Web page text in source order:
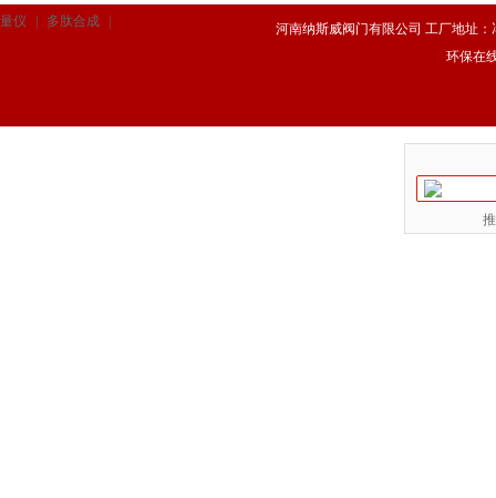
量仪 多肽合成
河南纳斯威阀门有限公司 工厂地址：
环保在